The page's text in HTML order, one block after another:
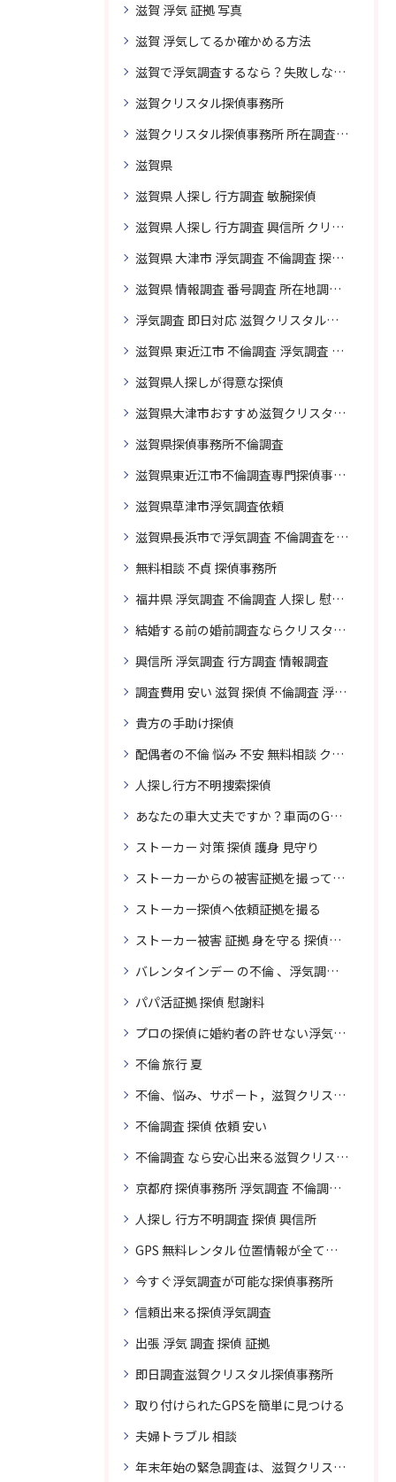
滋賀 浮気 証拠 写真
滋賀 浮気してるか確かめる方法
滋賀で浮気調査するなら？失敗しない探偵の選び方
滋賀クリスタル探偵事務所
滋賀クリスタル探偵事務所 所在調査 得意
滋賀県
滋賀県 人探し 行方調査 敏腕探偵
滋賀県 人探し 行方調査 興信所 クリスタル探偵がおすすめ
滋賀県 大津市 浮気調査 不倫調査 探偵 探偵事務所 素行調査 企業調査 興信所
滋賀県 情報調査 番号調査 所在地調査 企業調査 探偵事務所
浮気調査 即日対応 滋賀クリスタル探偵事務所
滋賀県 東近江市 不倫調査 浮気調査 探偵 探偵事務所 無料相談 調査料金
滋賀県人探しが得意な探偵
滋賀県大津市おすすめ滋賀クリスタル探偵事務所
滋賀県探偵事務所不倫調査
滋賀県東近江市不倫調査専門探偵事務所
滋賀県草津市浮気調査依頼
滋賀県長浜市で浮気調査 不倫調査を頼むなら
無料相談 不貞 探偵事務所
福井県 浮気調査 不倫調査 人探し 慰謝料 請求 裁判 相談 探偵 探偵事務所
結婚する前の婚前調査ならクリスタル探偵事務所へお問い合わせ
興信所 浮気調査 行方調査 情報調査
調査費用 安い 滋賀 探偵 不倫調査 浮気調査
貴方の手助け探偵
配偶者の不倫 悩み 不安 無料相談 クリスタル探偵事務所
人探し行方不明捜索探偵
あなたの車大丈夫ですか？車両のGPS捜索なら滋賀クリスタル探偵事務所
ストーカー 対策 探偵 護身 見守り
ストーカーからの被害証拠を撮って貴女を護ります
ストーカー探偵へ依頼証拠を撮る
ストーカー被害 証拠 身を守る 探偵に頼む
バレンタインデー の不倫 、浮気調査に強い探偵
パパ活証拠 探偵 慰謝料
プロの探偵に婚約者の許せない浮気、無料相談で解決
不倫 旅行 夏
不倫、悩み、サポート，滋賀クリスタル探偵
不倫調査 探偵 依頼 安い
不倫調査 なら安心出来る滋賀クリスタル探偵事務所へご依頼
京都府 探偵事務所 浮気調査 不倫調査 専門 無料相談
人探し 行方不明調査 探偵 興信所
GPS 無料レンタル 位置情報が全てわかります
今すぐ浮気調査が可能な探偵事務所
信頼出来る探偵浮気調査
出張 浮気 調査 探偵 証拠
即日調査滋賀クリスタル探偵事務所
取り付けられたGPSを簡単に見つける
夫婦トラブル 相談
年末年始の緊急調査は、滋賀クリスタル探偵事務所へご相談